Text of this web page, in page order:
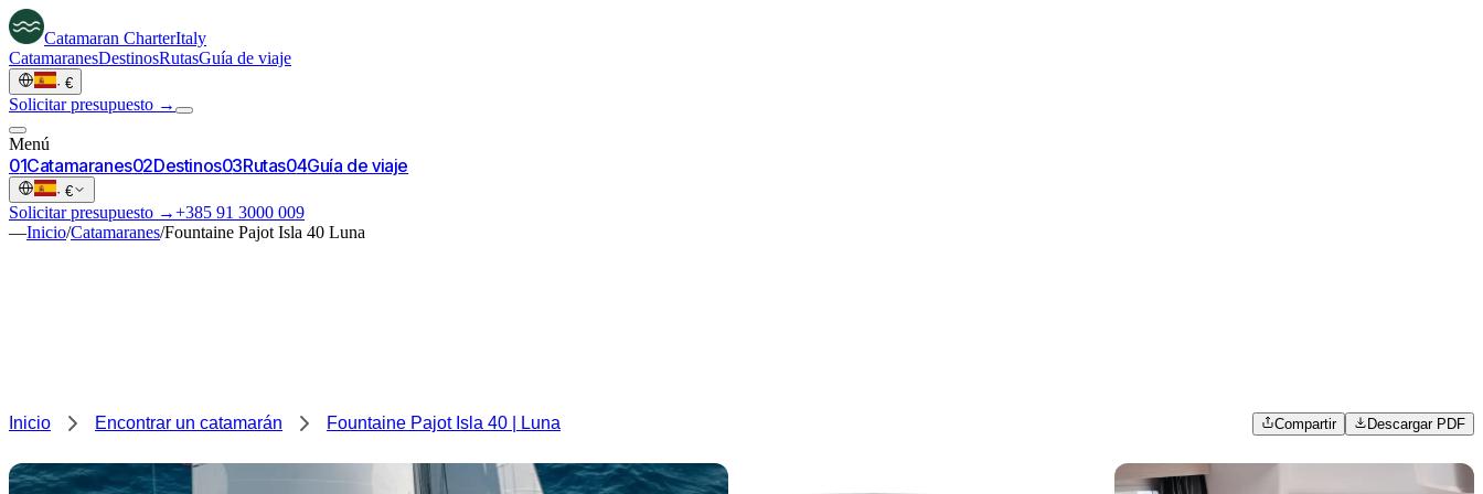
Catamaran CharterItaly
CatamaranesDestinosRutasGuía de viaje
· €
Solicitar presupuesto →
Menú
01Catamaranes02Destinos03Rutas04Guía de viaje
· €
Solicitar presupuesto →+385 91 3000 009
—Inicio/Catamaranes/Fountaine Pajot Isla 40 Luna
Inicio Encontrar un catamarán Fountaine Pajot Isla 40 | Luna Compartir Descargar PDF